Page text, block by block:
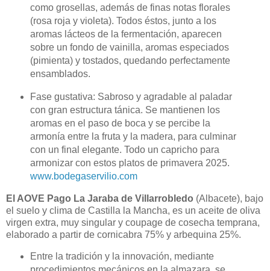
como grosellas, además de finas notas florales
(rosa roja y violeta). Todos éstos, junto a los
aromas lácteos de la fermentación, aparecen
sobre un fondo de vainilla, aromas especiados
(pimienta) y tostados, quedando perfectamente
ensamblados.
Fase gustativa: Sabroso y agradable al paladar
con gran estructura tánica. Se mantienen los
aromas en el paso de boca y se percibe la
armonía entre la fruta y la madera, para culminar
con un final elegante. Todo un capricho para
armonizar con estos platos de primavera 2025.
www.bodegaservilio.com
El AOVE Pago La Jaraba de Villarrobledo (Albacete), bajo
el suelo y clima de Castilla la Mancha, es un aceite de oliva
virgen extra, muy singular y coupage de cosecha temprana,
elaborado a partir de cornicabra 75% y arbequina 25%.
Entre la tradición y la innovación, mediante